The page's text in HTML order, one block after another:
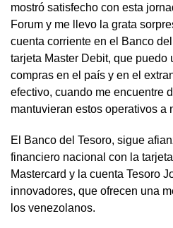
mostró satisfecho con esta
Forum y me llevo la grata
cuenta corriente en el Banco
tarjeta Master Debit, que puedo
compras en el país y en el
efectivo, cuando me encuentre
mantuvieran estos operativos a
El Banco del Tesoro, sigue
financiero nacional con la
Mastercard y la cuenta Tesoro
innovadores, que ofrecen una
los venezolanos.